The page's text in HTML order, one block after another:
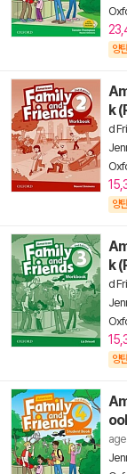
양
k
d
양
k
d
양
age